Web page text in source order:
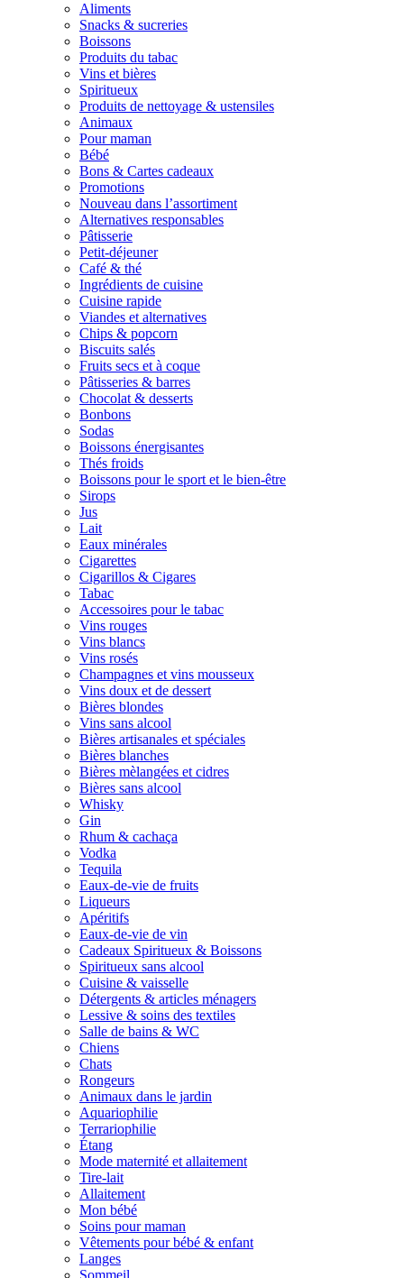
Aliments
Snacks & sucreries
Boissons
Produits du tabac
Vins et bières
Spiritueux
Produits de nettoyage & ustensiles
Animaux
Pour maman
Bébé
Bons & Cartes cadeaux
Promotions
Nouveau dans l’assortiment
Alternatives responsables
Pâtisserie
Petit-déjeuner
Café & thé
Ingrédients de cuisine
Cuisine rapide
Viandes et alternatives
Chips & popcorn
Biscuits salés
Fruits secs et à coque
Pâtisseries & barres
Chocolat & desserts
Bonbons
Sodas
Boissons énergisantes
Thés froids
Boissons pour le sport et le bien-être
Sirops
Jus
Lait
Eaux minérales
Cigarettes
Cigarillos & Cigares
Tabac
Accessoires pour le tabac
Vins rouges
Vins blancs
Vins rosés
Champagnes et vins mousseux
Vins doux et de dessert
Bières blondes
Vins sans alcool
Bières artisanales et spéciales
Bières blanches
Bières mèlangées et cidres
Bières sans alcool
Whisky
Gin
Rhum & cachaça
Vodka
Tequila
Eaux-de-vie de fruits
Liqueurs
Apéritifs
Eaux-de-vie de vin
Cadeaux Spiritueux & Boissons
Spiritueux sans alcool
Cuisine & vaisselle
Détergents & articles ménagers
Lessive & soins des textiles
Salle de bains & WC
Chiens
Chats
Rongeurs
Animaux dans le jardin
Aquariophilie
Terrariophilie
Étang
Mode maternité et allaitement
Tire-lait
Allaitement
Mon bébé
Soins pour maman
Vêtements pour bébé & enfant
Langes
Sommeil